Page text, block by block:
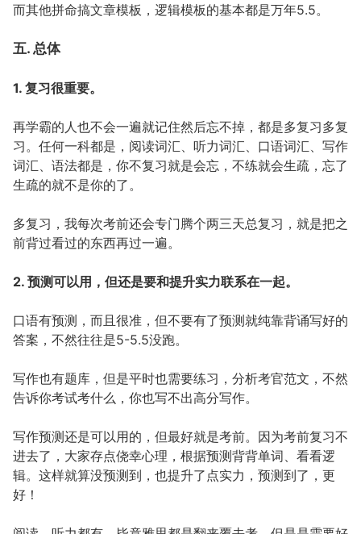
而其他拼命搞文章模板，逻辑模板的基本都是万年5.5。
五. 总体
1. 复习很重要。
再学霸的人也不会一遍就记住然后忘不掉，都是多复习多复
习。任何一科都是，阅读词汇、听力词汇、口语词汇、写作
词汇、语法都是，你不复习就是会忘，不练就会生疏，忘了
生疏的就不是你的了。
多复习，我每次考前还会专门腾个两三天总复习，就是把之
前背过看过的东西再过一遍。
2. 预测可以用，但还是要和提升实力联系在一起。
口语有预测，而且很准，但不要有了预测就纯靠背诵写好的
答案，不然往往是5-5.5没跑。
写作也有题库，但是平时也需要练习，分析考官范文，不然
告诉你考试考什么，你也写不出高分写作。
写作预测还是可以用的，但最好就是考前。因为考前复习不
进去了，大家存点侥幸心理，根据预测背背单词、看看逻
辑。这样就算没预测到，也提升了点实力，预测到了，更
好！